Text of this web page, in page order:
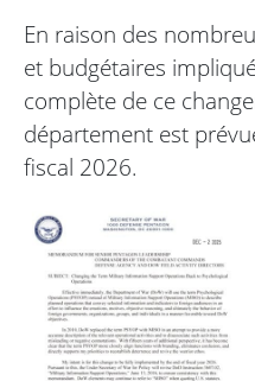
En raison des
et budgétaires
complète de ce
département est
fiscal 2026.